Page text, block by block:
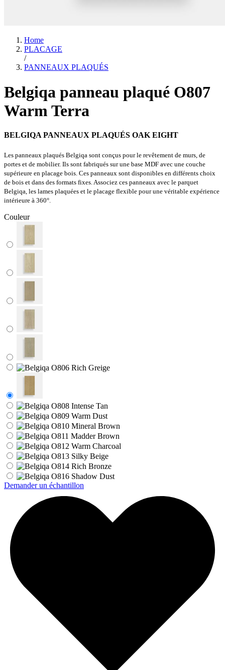
Home
PLACAGE
/
PANNEAUX PLAQUÉS
Belgiqa panneau plaqué O807
Warm Terra
BELGIQA PANNEAUX PLAQUÉS OAK EIGHT
Les panneaux plaqués Belgiqa sont conçus pour le revêtement de murs, de
portes et de mobilier. Ils sont fabriqués sur une base MDF avec une couche
supérieure en placage bois. Ces panneaux sont disponibles en différents choix
de bois et dans des formats fixes. Associez ces panneaux avec le parquet
Belgiqa, les lames plaquées et le placage flexible pour une véritable expérience
intérieure à 360°.
Couleur
Demander un échantillon